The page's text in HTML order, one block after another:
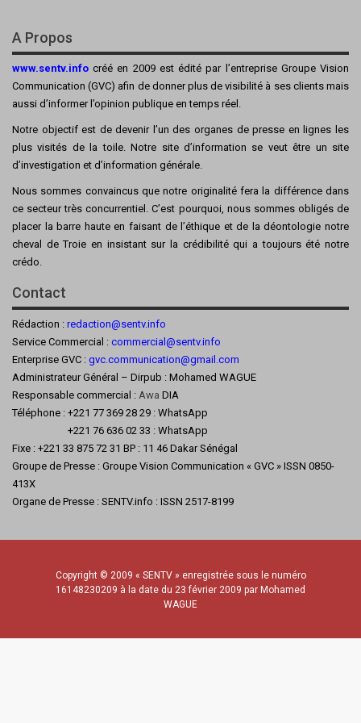
A Propos
www.sentv.info créé en 2009 est édité par l’entreprise Groupe Vision
Communication (GVC) afin de donner plus de visibilité à ses clients mais
aussi d’informer l’opinion publique en temps réel.
Notre objectif est de devenir l’un des organes de presse en lignes les
plus visités de la toile. Notre site d’information se veut être un site
d’investigation et d’information générale.
Nous sommes convaincus que notre originalité fera la différence dans
ce secteur très concurrentiel. C’est pourquoi, nous sommes obligés de
placer la barre haute en faisant de l’éthique et de la déontologie notre
cheval de Troie en insistant sur la crédibilité qui a toujours été notre
crédo.
Contact
Rédaction : redaction@sentv.info
Service Commercial : commercial@sentv.info
Enterprise GVC : gvc.communication@gmail.com
Administrateur Général – Dirpub : Mohamed WAGUE
Responsable commercial : Awa DIA
Téléphone : +221 77 369 28 29 : WhatsApp
+221 76 636 02 33 : WhatsApp
Fixe : +221 33 875 72 31 BP : 11 46 Dakar Sénégal
Groupe de Presse : Groupe Vision Communication « GVC » ISSN 0850-
413X
Organe de Presse : SENTV.info : ISSN 2517-8199
Copyright © 2009 « SENTV » enregistrée sous le numéro
16148230209 à la date du 23 février 2009 par Mohamed
WAGUE